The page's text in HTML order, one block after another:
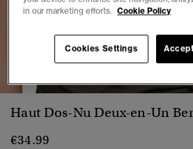
1 2 4
Haut Dos-Nu Deux-en-Un
€34.99
in our marketing efforts. Cookie Policy
Cookies Settings